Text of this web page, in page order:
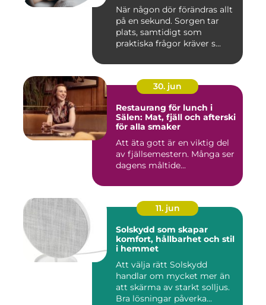
När någon dör förändras allt
på en sekund. Sorgen tar
plats, samtidigt som
praktiska frågor kräver s...
30. jun
Restaurang för lunch i
Sälen: Mat, fjäll och afterski
för alla smaker
Att äta gott är en viktig del
av fjällsemestern. Många ser
dagens måltide...
11. jun
Solskydd som skapar
komfort, hållbarhet och stil
i hemmet
Att välja rätt Solskydd
handlar om mycket mer än
att skärma av starkt solljus.
Bra lösningar påverka...